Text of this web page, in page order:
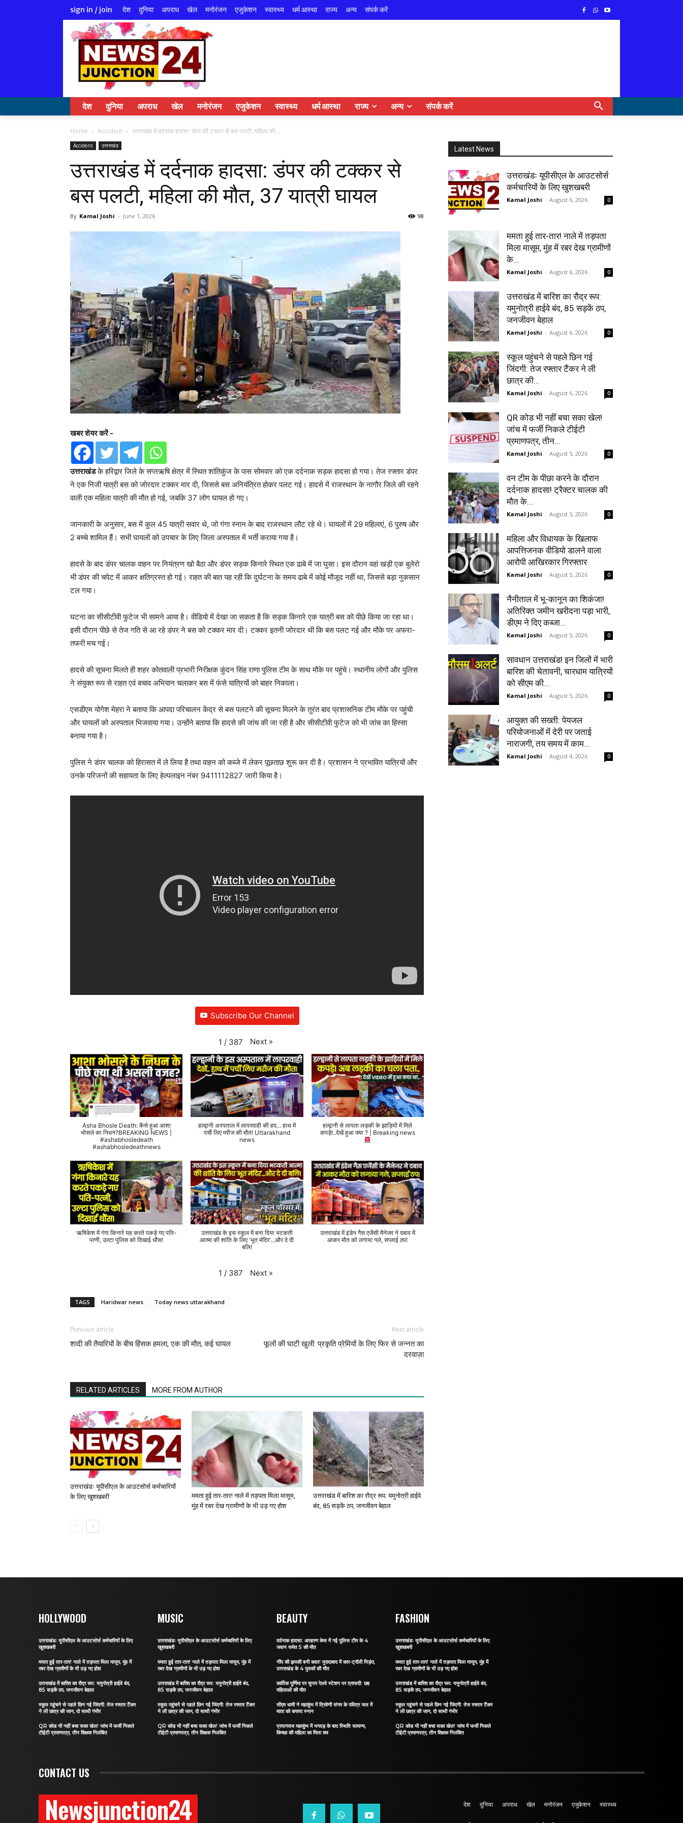
sign in / join देश दुनिया अपराध खेल मनोरंजन एजुकेशन स्वास्थ्य धर्म आस्था राज्य अन्य संपर्क करें
देश दुनिया अपराध खेल मनोरंजन एजुकेशन स्वास्थ्य धर्म आस्था राज्य अन्य संपर्क करें
Home Accident उत्तराखंड में दर्दनाक हादसा: डंपर की टक्कर से बस पलटी, महिला की...
Accident उत्तराखंड
उत्तराखंड में दर्दनाक हादसा: डंपर की टक्कर से
बस पलटी, महिला की मौत, 37 यात्री घायल
By Kamal Joshi - June 1, 2026 98
खबर शेयर करें -
उत्तराखंडके हरिद्वार जिले के सप्तऋषि क्षेत्र में स्थित शांतिकुंज के पास सोमवार को एक दर्दनाक सड़क हादसा हो गया। तेज रफ्तार डंपर
ने एक निजी यात्री बस को जोरदार टक्कर मार दी, जिससे बस अनियंत्रित होकर पलट गई। हादसे में राजस्थान के नागौर जिले की रहने
वाली एक महिला यात्री की मौत हो गई, जबकि 37 लोग घायल हो गए।
जानकारी के अनुसार, बस में कुल 45 यात्री सवार थे, जो गंगा स्नान के बाद राजस्थान लौट रहे थे। घायलों में 29 महिलाएं, 6 पुरुष और
2 बच्चे शामिल हैं। सभी घायलों को उपचार के लिए जिला अस्पताल में भर्ती कराया गया है।
हादसे के बाद डंपर चालक वाहन पर नियंत्रण खो बैठा और डंपर सड़क किनारे स्थित एक ढाबे में जा घुसा। इस दौरान वहां खड़ी एक बुलेरो
भी डंपर की चपेट में आकर क्षतिग्रस्त हो गई। राहत की बात यह रही कि दुर्घटना के समय ढाबे में कोई मौजूद नहीं था, जिससे बड़ा नुकसान
टल गया।
घटना का सीसीटीवी फुटेज भी सामने आया है। वीडियो में देखा जा सकता है कि सड़क किनारे एक यात्री बस को पीछे किया जा रहा था।
इसी दौरान पीछे से तेज गति से आ रहे डंपर ने बस को टक्कर मार दी। टक्कर इतनी जोरदार थी कि बस पलट गई और मौके पर अफरा-
तफरी मच गई।
हादसे की सूचना मिलते ही शहर कोतवाली प्रभारी निरीक्षक कुंदन सिंह राणा पुलिस टीम के साथ मौके पर पहुंचे। स्थानीय लोगों और पुलिस
ने संयुक्त रूप से राहत एवं बचाव अभियान चलाकर बस में फंसे यात्रियों को बाहर निकाला।
एसडीएम योगेश मेहरा ने बताया कि आपदा परिचालन केंद्र से बस पलटने की सूचना मिलने के तुरंत बाद प्रशासनिक टीम मौके पर पहुंची
और घायलों को अस्पताल भिजवाया गया। उन्होंने बताया कि हादसे की जांच की जा रही है और सीसीटीवी फुटेज को भी जांच का हिस्सा
बनाया गया है।
पुलिस ने डंपर चालक को हिरासत में ले लिया है तथा वाहन को कब्जे में लेकर पूछताछ शुरू कर दी है। प्रशासन ने प्रभावित यात्रियों और
उनके परिजनों की सहायता के लिए हेल्पलाइन नंबर 9411112827 जारी किया है।
Subscribe Our Channel
1 / 387 Next »
Asha Bhosle Death: कैसे हुआ आशा
भोसले का निधन?BREAKING NEWS |
#ashabhosledeath
#ashabhosledeathnews
हल्द्वानी अस्पताल में लापरवाही की हद... हाथ में
पर्ची लिए मरीज की मौत! Uttarakhand
news
हल्द्वानी से लापता लड़की के झाड़ियों में मिले
कपड़े!..देखें हुआ क्या ? | Breaking news
ऋषिकेश में गंगा किनारे यह करते पकड़े गए पति-
पत्नी, उल्टा पुलिस को दिखाई धौंस!
उत्तराखंड के इस स्कूल में बना दिया भटकती
आत्मा की शांति के लिए 'भूत मंदिर'...और दे दी
बलि!
उत्तराखंड में इंडेन गैस एजेंसी मैनेजर ने दबाव में
आकर मौत को लगाया गले, सप्लाई ठप!
1 / 387 Next »
TAGS Haridwar news Today news uttarakhand
Previous article
शादी की तैयारियों के बीच हिंसक हमला, एक की मौत, कई घायल
Next article
फूलों की घाटी खुली: प्रकृति प्रेमियों के लिए फिर से जन्नत का
दरवाज़ा
RELATED ARTICLES MORE FROM AUTHOR
उत्तराखंडः यूपीसीएल के आउटसोर्स कर्मचारियों
के लिए खुशखबरी
ममता हुई तार-तार! नाले में तड़पता मिला मासूम,
मुंह में रबर देख ग्रामीणों के भी उड़ गए होश
उत्तराखंड में बारिश का रौद्र रूप: यमुनोत्री हाईवे
बंद, 85 सड़कें ठप, जनजीवन बेहाल
Latest News
उत्तराखंडः यूपीसीएल के आउटसोर्स
कर्मचारियों के लिए खुशखबरी
Kamal Joshi - August 6, 2026 0
ममता हुई तार-तार! नाले में तड़पता
मिला मासूम, मुंह में रबर देख ग्रामीणों
के...
Kamal Joshi - August 6, 2026 0
उत्तराखंड में बारिश का रौद्र रूप:
यमुनोत्री हाईवे बंद, 85 सड़कें ठप,
जनजीवन बेहाल
Kamal Joshi - August 6, 2026 0
स्कूल पहुंचने से पहले छिन गई
जिंदगी: तेज रफ्तार टैंकर ने ली
छात्र की...
Kamal Joshi - August 6, 2026 0
QR कोड भी नहीं बचा सका खेल!
जांच में फर्जी निकले टीईटी
प्रमाणपत्र, तीन...
Kamal Joshi - August 5, 2026 0
वन टीम के पीछा करने के दौरान
दर्दनाक हादसा! ट्रैक्टर चालक की
मौत के...
Kamal Joshi - August 5, 2026 0
महिला और विधायक के खिलाफ
आपत्तिजनक वीडियो डालने वाला
आरोपी आखिरकार गिरफ्तार
Kamal Joshi - August 5, 2026 0
नैनीताल में भू-कानून का शिकंजा!
अतिरिक्त जमीन खरीदना पड़ा भारी,
डीएम ने दिए कब्जा...
Kamal Joshi - August 5, 2026 0
सावधान उत्तराखंड! इन जिलों में भारी
बारिश की चेतावनी, चारधाम यात्रियों
को सीएम की...
Kamal Joshi - August 5, 2026 0
आयुक्त की सख्ती: पेयजल
परियोजनाओं में देरी पर जताई
नाराजगी, तय समय में काम...
Kamal Joshi - August 4, 2026 0
HOLLYWOOD
उत्तराखंडः यूपीसीएल के आउटसोर्स कर्मचारियों के लिए
खुशखबरी
ममता हुई तार-तार! नाले में तड़पता मिला मासूम, मुंह में
रबर देख ग्रामीणों के भी उड़ गए होश
उत्तराखंड में बारिश का रौद्र रूप: यमुनोत्री हाईवे बंद,
85 सड़कें ठप, जनजीवन बेहाल
स्कूल पहुंचने से पहले छिन गई जिंदगी: तेज रफ्तार टैंकर
ने ली छात्र की जान, दो साथी गंभीर
QR कोड भी नहीं बचा सका खेल! जांच में फर्जी निकले
टीईटी प्रमाणपत्र, तीन शिक्षक निलंबित
MUSIC
उत्तराखंडः यूपीसीएल के आउटसोर्स कर्मचारियों के लिए
खुशखबरी
ममता हुई तार-तार! नाले में तड़पता मिला मासूम, मुंह में
रबर देख ग्रामीणों के भी उड़ गए होश
उत्तराखंड में बारिश का रौद्र रूप: यमुनोत्री हाईवे बंद,
85 सड़कें ठप, जनजीवन बेहाल
स्कूल पहुंचने से पहले छिन गई जिंदगी: तेज रफ्तार टैंकर
ने ली छात्र की जान, दो साथी गंभीर
QR कोड भी नहीं बचा सका खेल! जांच में फर्जी निकले
टीईटी प्रमाणपत्र, तीन शिक्षक निलंबित
BEAUTY
दर्दनाक हादसा: अपहरण केस में गई पुलिस टीम के 4
जवान समेत 5 की मौत
नींद की झपकी बनी काल! मुरादाबाद में कार-ट्रॉली भिड़ंत,
उत्तराखंड के 4 युवकों की मौत
कार्तिक पूर्णिमा पर चुनार रेलवे स्टेशन पर त्रासदी: छह
महिलाओं की मौत
सीएम धामी ने महाकुंभ में त्रिवेणी संगम के पवित्र जल में
माता को कराया स्नान
प्रयागराज महाकुंभ में भगदड़ के बाद स्थिति सामान्य,
किच्छा की महिला का मिला शव
FASHION
उत्तराखंडः यूपीसीएल के आउटसोर्स कर्मचारियों के लिए
खुशखबरी
ममता हुई तार-तार! नाले में तड़पता मिला मासूम, मुंह में
रबर देख ग्रामीणों के भी उड़ गए होश
उत्तराखंड में बारिश का रौद्र रूप: यमुनोत्री हाईवे बंद,
85 सड़कें ठप, जनजीवन बेहाल
स्कूल पहुंचने से पहले छिन गई जिंदगी: तेज रफ्तार टैंकर
ने ली छात्र की जान, दो साथी गंभीर
QR कोड भी नहीं बचा सका खेल! जांच में फर्जी निकले
टीईटी प्रमाणपत्र, तीन शिक्षक निलंबित
CONTACT US
Newsjunction24 देश दुनिया अपराध खेल मनोरंजन एजुकेशन स्वास्थ्य